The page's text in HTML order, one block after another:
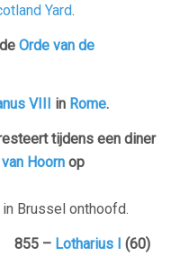
Yard.
Orde van de
VIII in Rome.
tijdens een diner
Hoorn op
Brussel onthoofd.
855 – Lotharius I (60)